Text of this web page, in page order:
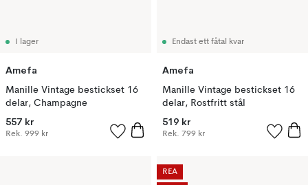
I lager
Amefa
Manille Vintage bestickset 16
delar, Champagne
557 kr
Rek. 999 kr
Endast ett fåtal kvar
Amefa
Manille Vintage bestickset 16
delar, Rostfritt stål
519 kr
Rek. 799 kr
REA